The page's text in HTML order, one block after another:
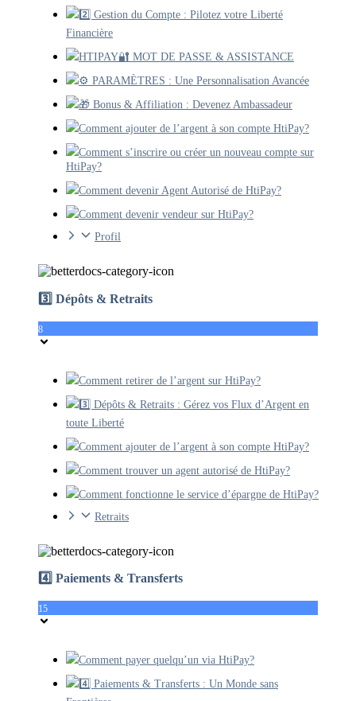
2️⃣ Gestion du Compte : Pilotez votre Liberté
Financière
HTIPAY🔐 MOT DE PASSE & ASSISTANCE
⚙️ PARAMÈTRES : Une Personnalisation Avancée
🎁 Bonus & Affiliation : Devenez Ambassadeur
Comment ajouter de l’argent à son compte HtiPay?
Comment s’inscrire ou créer un nouveau compte sur
HtiPay?
Comment devenir Agent Autorisé de HtiPay?
Comment devenir vendeur sur HtiPay?
Profil
3️⃣ Dépôts & Retraits
8
Comment retirer de l’argent sur HtiPay?
3️⃣ Dépôts & Retraits : Gérez vos Flux d’Argent en
toute Liberté
Comment ajouter de l’argent à son compte HtiPay?
Comment trouver un agent autorisé de HtiPay?
Comment fonctionne le service d’épargne de HtiPay?
Retraits
4️⃣ Paiements & Transferts
15
Comment payer quelqu’un via HtiPay?
4️⃣ Paiements & Transferts : Un Monde sans